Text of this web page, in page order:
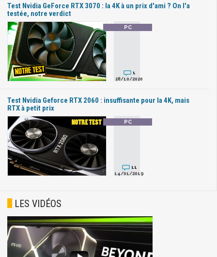
Test Nvidia GeForce RTX 3070 : la 4K à un prix d'ami ? On l'a
testée, notre verdict
1
28/10/2020
Test Nvidia Geforce RTX 2060 : insuffisante pour la 4K, mais
RTX à petit prix
11
14/01/2019
LES VIDÉOS